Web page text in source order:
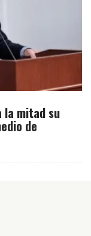
la mitad su
de